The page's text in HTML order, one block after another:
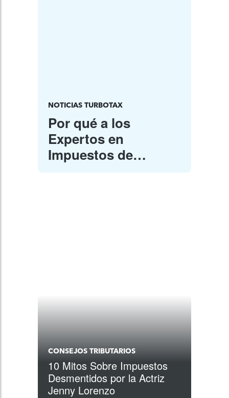
NOTICIAS TURBOTAX
Por qué a los
Expertos en
Impuestos de
CONSEJOS TRIBUTARIOS
10 Mitos Sobre Impuestos
Desmentidos por la Actriz
Jenny Lorenzo